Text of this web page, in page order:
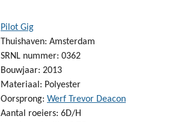
Pilot Gig
Thuishaven: Amsterdam
SRNL nummer: 0362
Bouwjaar: 2013
Materiaal: Polyester
Oorsprong: Werf Trevor Deacon
Aantal roeiers: 6D/H